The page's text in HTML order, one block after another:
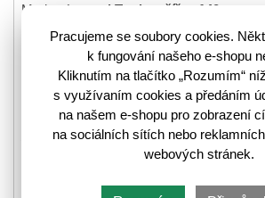
Moderní postel Tetrix o šířce 140 cm
s
designem bude ozdobou všech pokojů.
čelo, které chrání stěnu před nečistotami
související zboží).
Spací plocha v
Součástí postele není matrace. Určeno
velikosti 140 cm. Ty je možné dokoupit
zboží).
se zvedacím roštem,
Pracujeme se soubory cookies.
k fungování našeho e-shopu
Kliknutím na tlačítko „Rozumím“
s využívaním cookies a předáním
na našem e-shopu pro zobrazení
na sociálních sítích nebo
webových stránek.